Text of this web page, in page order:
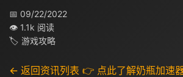
📅 09/22/2022
👁 1.1k 阅读
🏷 游戏攻略
← 返回资讯列表 👉 点此了解奶瓶加速